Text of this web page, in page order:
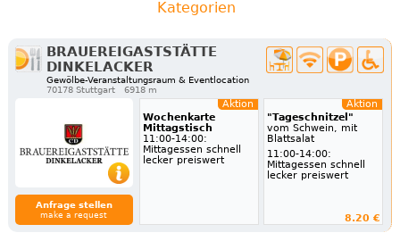
Kategorien
BRAUEREIGASTSTÄTTE
DINKELACKER
Gewölbe-Veranstaltungsraum & Eventlocation
70178 Stuttgart
6918 m
Anfrage stellen
make a request
Aktion
Wochenkarte
Mittagstisch
11:00-14:00:
Mittagessen schnell
lecker preiswert
Aktion
"Tageschnitzel"
vom Schwein, mit
Blattsalat
11:00-14:00:
Mittagessen schnell
lecker preiswert
8.20 €